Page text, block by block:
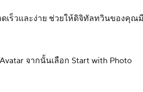
เร็วและง่าย ช่วยให้ดิจิทัลทวินของ
จากนั้นเลือก Start with Photo